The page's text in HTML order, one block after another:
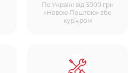
По Україні від 3000 грн
«Новою Поштою» або
кур’єром